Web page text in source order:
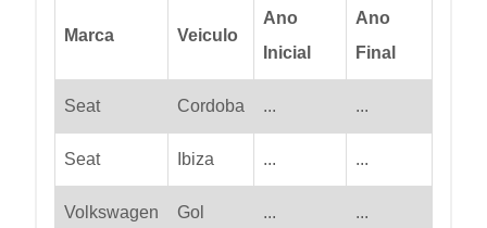
Marca Veiculo
Ano
Inicial
Ano
Final
Seat Cordoba ... ...
Seat Ibiza ... ...
Volkswagen Gol ... ...